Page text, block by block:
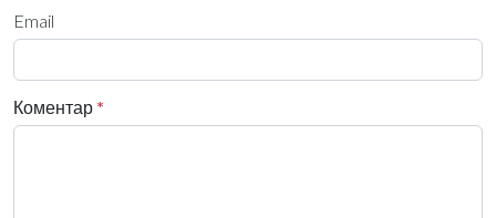
Email
Коментар *